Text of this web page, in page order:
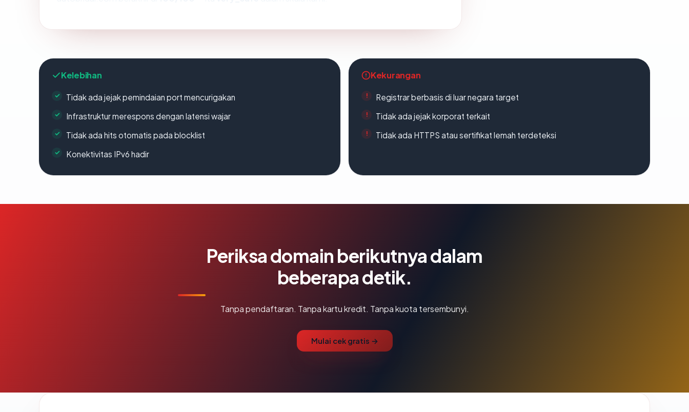
Kelebihan
Tidak ada jejak pemindaian port mencurigakan
Infrastruktur merespons dengan latensi wajar
Tidak ada hits otomatis pada blocklist
Konektivitas IPv6 hadir
Kekurangan
Registrar berbasis di luar negara target
Tidak ada jejak korporat terkait
Tidak ada HTTPS atau sertifikat lemah terdeteksi
Periksa domain berikutnya dalam
beberapa detik.
Tanpa pendaftaran. Tanpa kartu kredit. Tanpa kuota tersembunyi.
Mulai cek gratis →